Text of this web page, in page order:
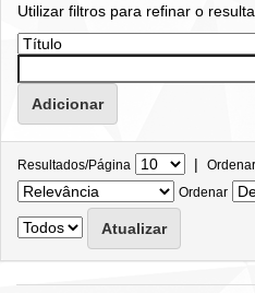
Utilizar filtros para refinar o
Resultados/Página |
Ordenar